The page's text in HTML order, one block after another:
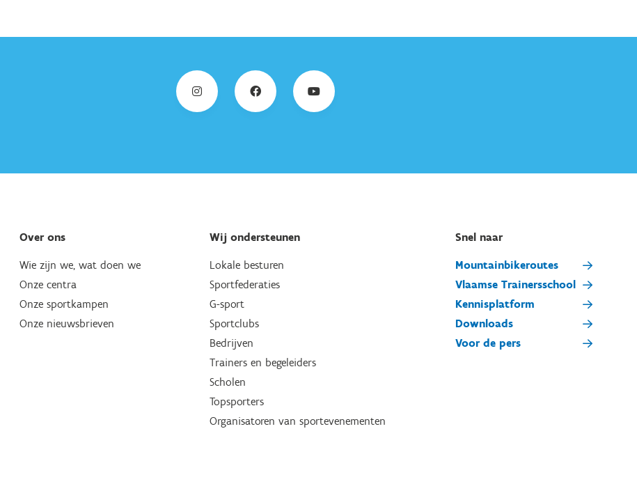
Over ons
Wie zijn we, wat doen we
Onze centra
Onze sportkampen
Onze nieuwsbrieven
Wij ondersteunen
Lokale besturen
Sportfederaties
G-sport
Sportclubs
Bedrijven
Trainers en begeleiders
Scholen
Topsporters
Organisatoren van sportevenementen
Snel naar
Mountainbikeroutes
Vlaamse Trainersschool
Kennisplatform
Downloads
Voor de pers